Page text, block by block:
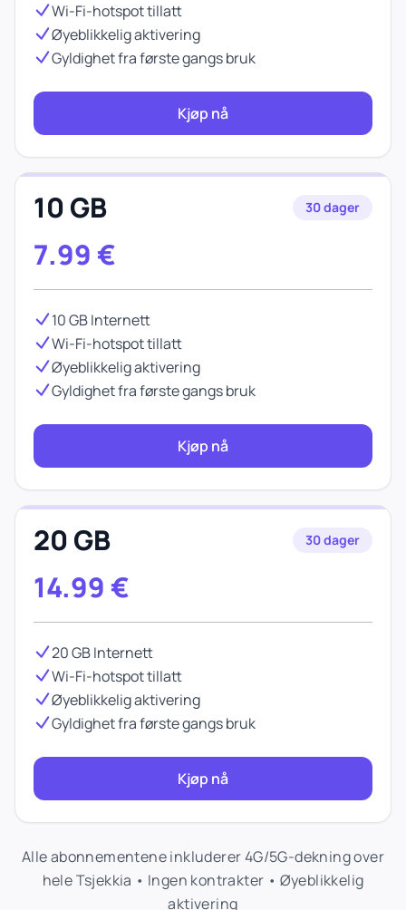
Wi-Fi-hotspot tillatt
Øyeblikkelig aktivering
Gyldighet fra første gangs bruk
Kjøp nå
10 GB 30 dager
7.99 €
10 GB Internett
Wi-Fi-hotspot tillatt
Øyeblikkelig aktivering
Gyldighet fra første gangs bruk
Kjøp nå
20 GB 30 dager
14.99 €
20 GB Internett
Wi-Fi-hotspot tillatt
Øyeblikkelig aktivering
Gyldighet fra første gangs bruk
Kjøp nå
Alle abonnementene inkluderer 4G/5G-dekning over
hele Tsjekkia • Ingen kontrakter • Øyeblikkelig
aktivering